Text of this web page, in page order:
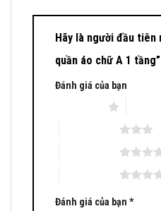
Hãy là người đầu tiên
quần áo chữ A 1 tầng”
Đánh giá của bạn
Đánh giá của bạn *